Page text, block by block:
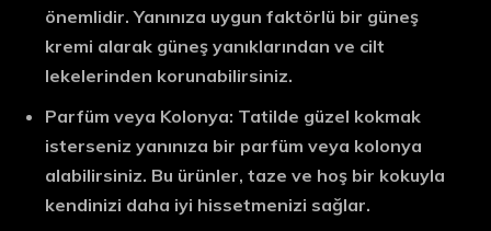
önemlidir. Yanınıza uygun faktörlü bir güneş
kremi alarak güneş yanıklarından ve cilt
lekelerinden korunabilirsiniz.
Parfüm veya Kolonya: Tatilde güzel kokmak
isterseniz yanınıza bir parfüm veya kolonya
alabilirsiniz. Bu ürünler, taze ve hoş bir kokuyla
kendinizi daha iyi hissetmenizi sağlar.